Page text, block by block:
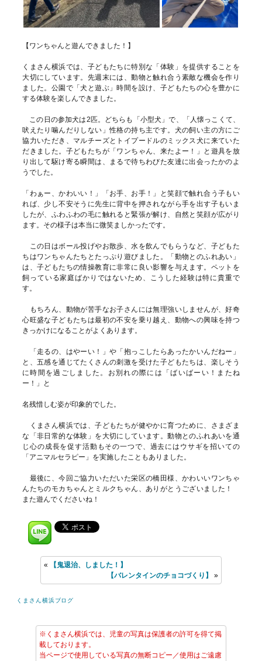
【ワンちゃんと遊んできました！】
くまさん横浜では、子どもたちに特別な「体験」を提供することを
大切にしています。先週末には、動物と触れ合う素敵な機会を作り
ました。公園で「犬と遊ぶ」時間を設け、子どもたちの心を豊かに
する体験を楽しんできました。
この日の参加犬は2匹。どちらも「小型犬」で、「人懐っこくて、
吠えたり噛んだりしない」性格の持ち主です。犬の飼い主の方にご
協力いただき、マルチーズとトイプードルのミックス犬に来ていた
だきました。子どもたちが「ワンちゃん、来たよー！」と遊具を放
り出して駆け寄る瞬間は、まるで待ちわびた友達に出会ったかのよ
うでした。
「わぁー、かわいい！」「お手、お手！」と笑顔で触れ合う子もい
れば、少し不安そうに先生に背中を押されながら手を出す子もいま
したが、ふわふわの毛に触れると緊張が解け、自然と笑顔が広がり
ます。その様子は本当に微笑ましかったです。
この日はボール投げやお散歩、水を飲んでもらうなど、子どもた
ちはワンちゃんたちとたっぷり遊びました。「動物とのふれあい」
は、子どもたちの情操教育に非常に良い影響を与えます。ペットを
飼っている家庭ばかりではないため、こうした経験は特に貴重で
す。
もちろん、動物が苦手なお子さんには無理強いしませんが、好奇
心旺盛な子どもたちは最初の不安を乗り越え、動物への興味を持つ
きっかけになることがよくあります。
「走るの、はやーい！」や「抱っこしたらあったかいんだねー」
と、五感を通じてたくさんの刺激を受けた子どもたちは、楽しそう
に時間を過ごしました。お別れの際には「ばいばーい！またね
ー！」と
名残惜しむ姿が印象的でした。
くまさん横浜では、子どもたちが健やかに育つために、さまざま
な「非日常的な体験」を大切にしています。動物とのふれあいを通
じ心の成長を促す活動もその一つで、過去にはウサギを招いての
「アニマルセラピー」を実施したこともありました。
最後に、今回ご協力いただいた栄区の橋田様、かわいいワンちゃ
んたちのモカちゃんとミルクちゃん、ありがとうございました！
また遊んでくださいね！
«
【鬼退治、しました！】
【バレンタインのチョコづくり】
»
くまさん横浜ブログ
※くまさん横浜では、児童の写真は保護者の許可を得て掲
載しております。
当ページで使用している写真の無断コピー／使用はご遠慮